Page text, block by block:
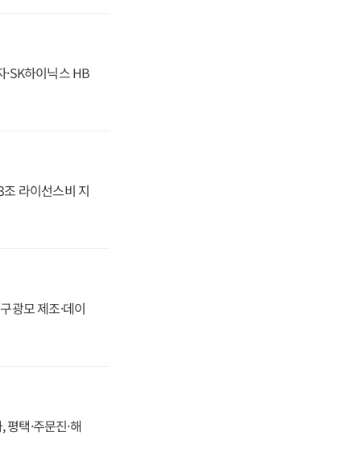
하이닉스 HB
라이선스비 지
광모 제조·데이
택·주문진·해